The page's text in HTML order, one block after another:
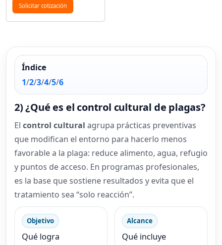
Solicitar cotización
Índice
1/2/3/4/5/6
2) ¿Qué es el control cultural de plagas?
El control cultural agrupa prácticas preventivas
que modifican el entorno para hacerlo menos
favorable a la plaga: reduce alimento, agua, refugio
y puntos de acceso. En programas profesionales,
es la base que sostiene resultados y evita que el
tratamiento sea “solo reacción”.
Objetivo
Qué logra
Alcance
Qué incluye